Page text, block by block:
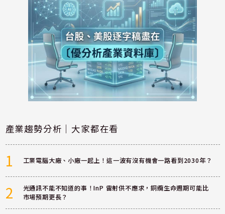
產業趨勢分析｜大家都在看
1 工業電腦大廠、小廠一起上！這一波有沒有機會一路看到2030年？
2
光通訊不能不知道的事！InP 雷射供不應求，銅纜生命週期可能比
市場預期更長？